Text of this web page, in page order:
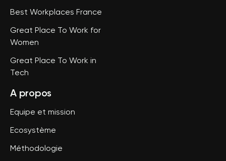
Best Workplaces France
Great Place To Work for
Women
Great Place To Work in
Tech
A propos
Equipe et mission
Ecosystème
Méthodologie